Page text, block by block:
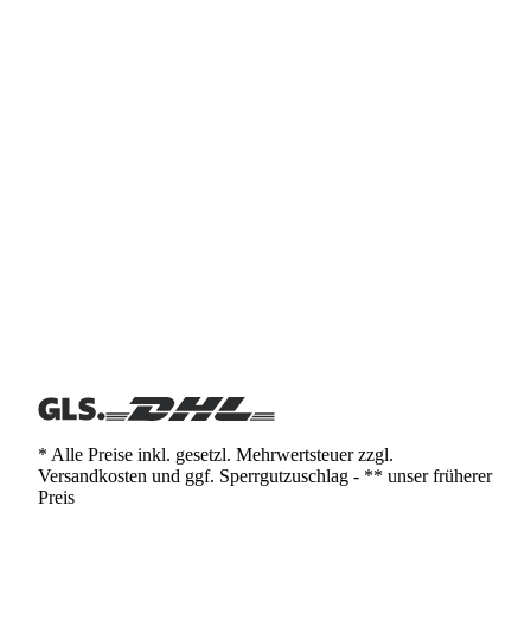
* Alle Preise inkl. gesetzl. Mehrwertsteuer zzgl.
Versandkosten und ggf. Sperrgutzuschlag - ** unser früherer
Preis